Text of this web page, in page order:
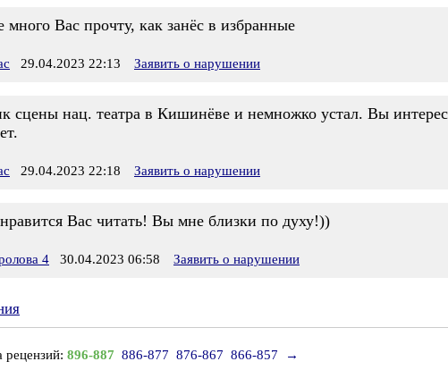
Вас прочту, как занёс в избранные
29.04.2023 22:13 Заявить о нарушении
сцены нац. театра в Кишинёве и немножко устал. Вы
29.04.2023 22:18 Заявить о нарушении
Вас читать! Вы мне близки по духу!))
4 30.04.2023 06:58 Заявить о нарушении
рецензий: 896-887 886-877 876-867 866-857 →